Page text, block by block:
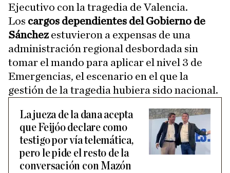
Ejecutivo con la tragedia de Valencia.
Los cargos dependientes del Gobierno de
Sánchezestuvieron a expensas de una
administración regional desbordada sin
tomar el mando para aplicar el nivel 3 de
Emergencias, el escenario en el que la
gestión de la tragedia hubiera sido nacional.
La jueza de la dana acepta
que Feijóo declare como
testigo por vía telemática,
pero le pide el resto de la
conversación con Mazón